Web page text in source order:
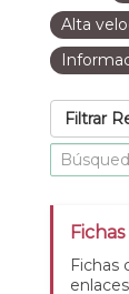
Alta
Filtrar
Fichas